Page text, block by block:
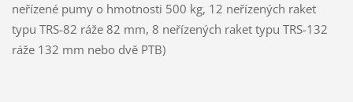
neřízené pumy o hmotnosti 500 kg, 12 neřízených raket
typu TRS-82 ráže 82 mm, 8 neřízených raket typu TRS-132
ráže 132 mm nebo dvě PTB)